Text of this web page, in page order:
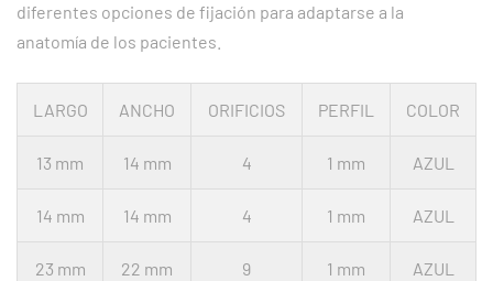
diferentes opciones de fijación para adaptarse a la
anatomía de los pacientes.
LARGO ANCHO ORIFICIOS PERFIL COLOR
13 mm 14 mm 4 1 mm AZUL
14 mm 14 mm 4 1 mm AZUL
23 mm 22 mm 9 1 mm AZUL